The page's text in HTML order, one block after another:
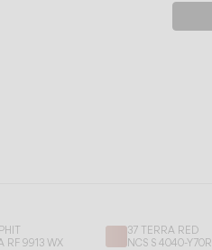
RF 9913 WX
37 TERRA RED
NCS S 4040-Y70R